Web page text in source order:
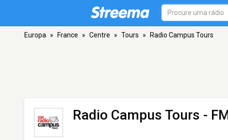
Europa » France » Centre » Tours » Radio Campus Tours
Radio Campus Tours -